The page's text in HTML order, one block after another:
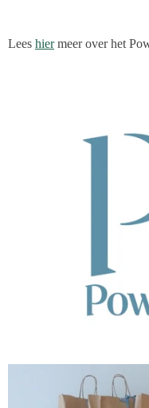
Lees hiermeer over het